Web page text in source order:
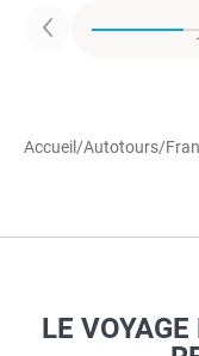
Accueil/Autotours/
LE